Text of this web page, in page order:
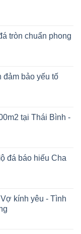
tròn chuẩn phong
đảm bảo yếu tố
tại Thái Bình -
đá báo hiếu Cha
kính yêu - Tình